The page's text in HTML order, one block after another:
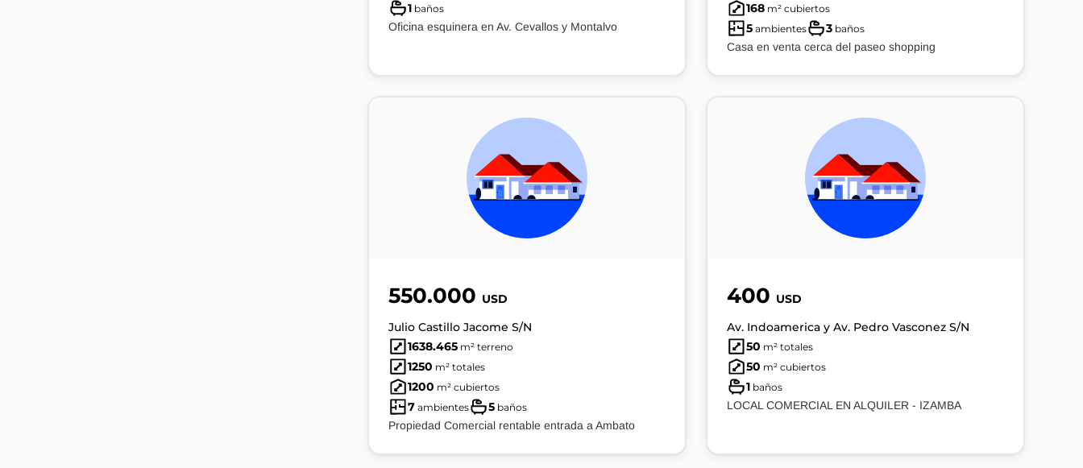
1 baños
Oficina esquinera en Av. Cevallos y Montalvo
168 m² cubiertos
5 ambientes 3 baños
Casa en venta cerca del paseo shopping
550.000 USD
Julio Castillo Jacome S/N
1638.465 m² terreno
1250 m² totales
1200 m² cubiertos
7 ambientes 5 baños
Propiedad Comercial rentable entrada a Ambato
400 USD
Av. Indoamerica y Av. Pedro Vasconez S/N
50 m² totales
50 m² cubiertos
1 baños
LOCAL COMERCIAL EN ALQUILER - IZAMBA